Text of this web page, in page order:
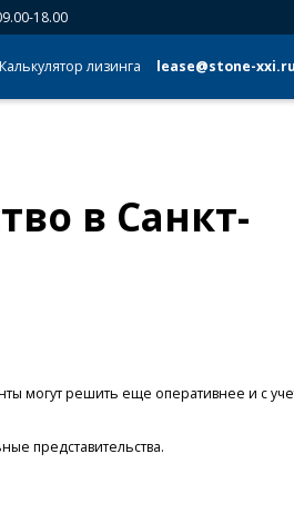
18.00
Калькулятор лизинга lease@stone-xxi.ru
в Санкт-
могут решить еще оперативнее и с
представительства.